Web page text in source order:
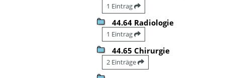
1 Eintrag
44.64 Radiologie
1 Eintrag
44.65 Chirurgie
2 Einträge